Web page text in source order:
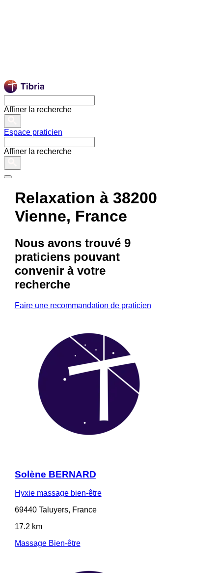
Affiner la recherche
Espace praticien
Affiner la recherche
Relaxation à 38200
Vienne, France
Nous avons trouvé 9
praticienspouvant
convenir à votre
recherche
Faire une recommandation de praticien
Solène BERNARD
Hyxie massage bien-être
69440 Taluyers, France
17.2 km
Massage Bien-être